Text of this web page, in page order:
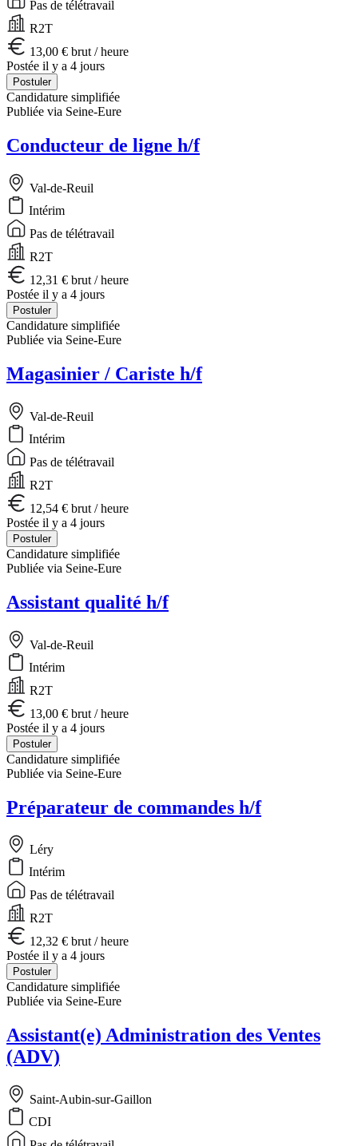
Pas de télétravail
R2T
13,00 € brut / heure
Postée il y a 4 jours
Postuler
Candidature simplifiée
Publiée via Seine-Eure
Conducteur de ligne h/f
Val-de-Reuil
Intérim
Pas de télétravail
R2T
12,31 € brut / heure
Postée il y a 4 jours
Postuler
Candidature simplifiée
Publiée via Seine-Eure
Magasinier / Cariste h/f
Val-de-Reuil
Intérim
Pas de télétravail
R2T
12,54 € brut / heure
Postée il y a 4 jours
Postuler
Candidature simplifiée
Publiée via Seine-Eure
Assistant qualité h/f
Val-de-Reuil
Intérim
R2T
13,00 € brut / heure
Postée il y a 4 jours
Postuler
Candidature simplifiée
Publiée via Seine-Eure
Préparateur de commandes h/f
Léry
Intérim
Pas de télétravail
R2T
12,32 € brut / heure
Postée il y a 4 jours
Postuler
Candidature simplifiée
Publiée via Seine-Eure
Assistant(e) Administration des Ventes
(ADV)
Saint-Aubin-sur-Gaillon
CDI